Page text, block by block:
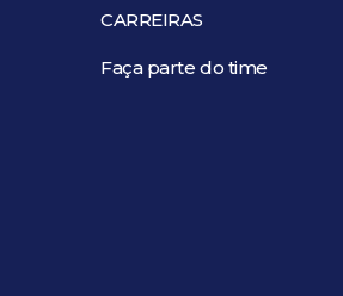
CARREIRAS
Faça parte do time